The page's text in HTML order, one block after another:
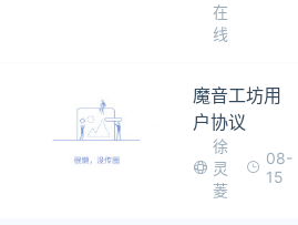
在
线
魔音工坊用
户协议
徐
灵
菱
08-
15